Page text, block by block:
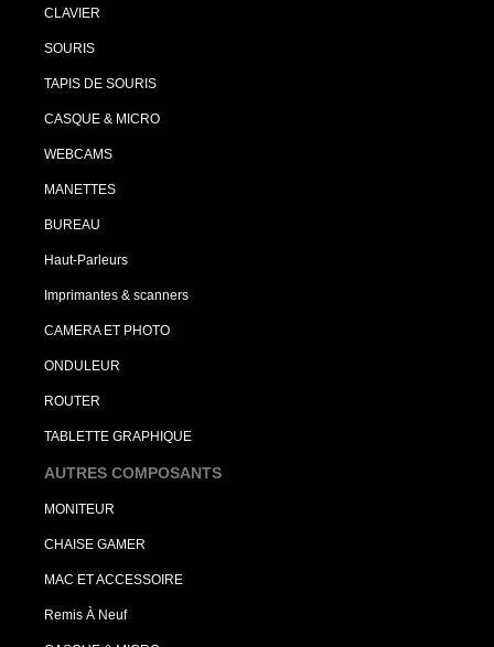
CLAVIER
SOURIS
TAPIS DE SOURIS
CASQUE & MICRO
WEBCAMS
MANETTES
BUREAU
Haut-Parleurs
Imprimantes & scanners
CAMERA ET PHOTO
ONDULEUR
ROUTER
TABLETTE GRAPHIQUE
AUTRES COMPOSANTS
MONITEUR
CHAISE GAMER
MAC ET ACCESSOIRE
Remis À Neuf